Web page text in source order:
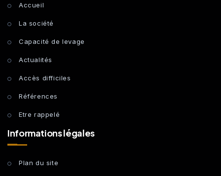
Accueil
La société
Capacité de levage
Actualités
Accès difficiles
Références
Etre rappelé
Informations légales
Plan du site